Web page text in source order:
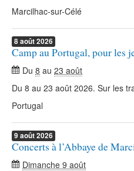
Marcilhac-sur-Célé
8août2026
Camp au Portugal, pour les
Du 8 au 23 août
Du 8 au 23 août 2026. Sur les
Portugal
9 août2026
Concerts à l’Abbaye de
Dimanche 9 août